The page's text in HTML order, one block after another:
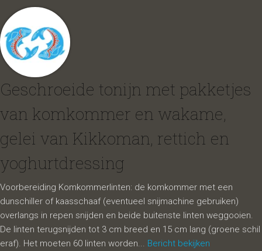
Geschroeide tonijn met pakketjes
van komkommer en wakame,
gelei van Kikkoman, rettich en
yoghurtdressing
Voorbereiding Komkommerlinten: de komkommer met een
dunschiller of kaasschaaf (eventueel snijmachine gebruiken)
overlangs in repen snijden en beide buitenste linten weggooien.
De linten terugsnijden tot 3 cm breed en 15 cm lang (groene schil
eraf). Het moeten 60 linten worden... Bericht bekijken